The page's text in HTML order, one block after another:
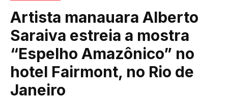
Artista manauara Alberto
Saraiva estreia a mostra
“Espelho Amazônico” no
hotel Fairmont, no Rio de
Janeiro